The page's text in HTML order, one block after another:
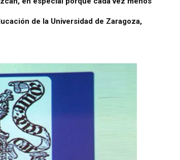
de la Universidad de Zaragoza,